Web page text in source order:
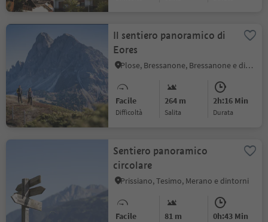
Il sentiero panoramico di
Eores
Plose, Bressanone, Bressanone e dintorni
Facile
Difficoltà
264 m
Salita
2h:16 Min
durata
Sentiero panoramico
circolare
Prissiano, Tesimo, Merano e dintorni
Facile 81 m 0h:43 Min